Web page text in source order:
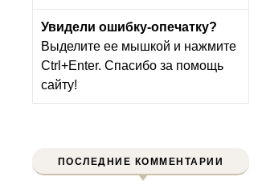
Увидели ошибку-опечатку?
Выделите ее мышкой и нажмите
Ctrl+Enter. Спасибо за помощь
сайту!
ПОСЛЕДНИЕ КОММЕНТАРИИ